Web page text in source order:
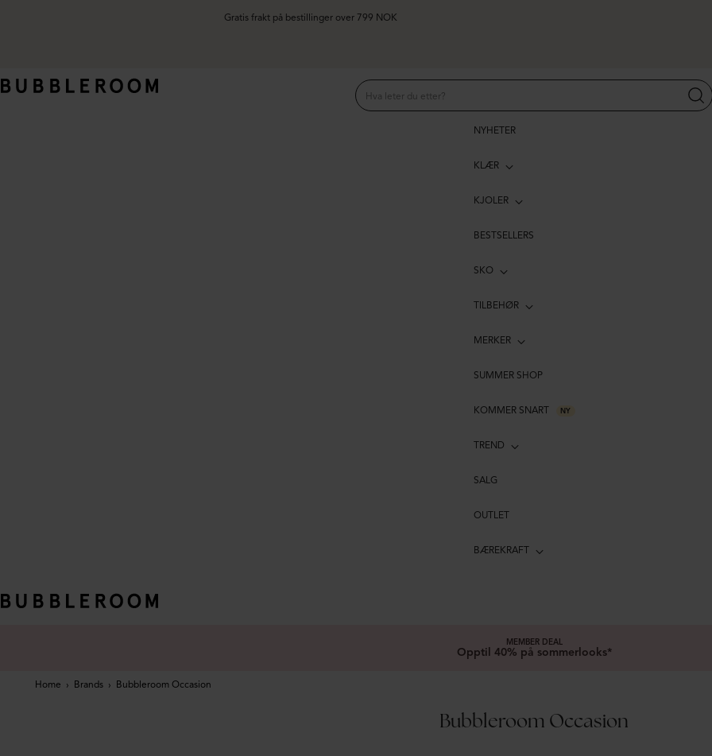
Gratis frakt på bestillinger over 799 NOK
NYHETER
KLÆR
KJOLER
BESTSELLERS
SKO
TILBEHØR
MERKER
SUMMER SHOP
KOMMER SNART NY
TREND
SALG
OUTLET
BÆREKRAFT
MEMBER DEAL
Opptil 40% på sommerlooks*
Home › Brands › Bubbleroom Occasion
Bubbleroom Occasion